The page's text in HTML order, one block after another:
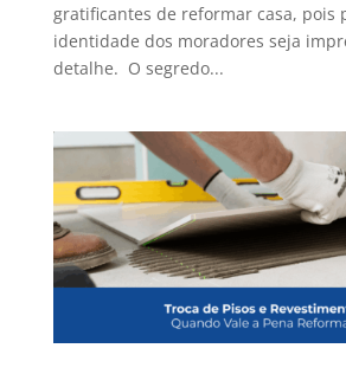
gratificantes de reformar casa, pois
identidade dos moradores seja
detalhe. O segredo...